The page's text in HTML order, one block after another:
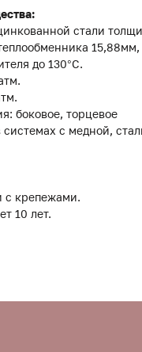
стали
до 130°C.
боковое, торцевое
с медной,
с крепежами.
10 лет.